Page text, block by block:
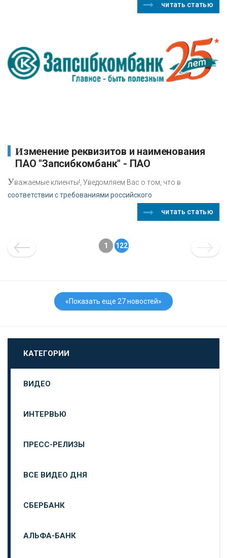
читать статью
Изменение реквизитов и наименования
ПАО "Запсибкомбанк" - ПАО
Уважаемые клиенты!, Уведомляем Вас о том, что в
соответствии с требованиями российского
читать статью
1 122
«Показать еще 27 новостей»
КАТЕГОРИИ
ВИДЕО
ИНТЕРВЬЮ
ПРЕСС-РЕЛИЗЫ
ВСЕ ВИДЕО ДНЯ
СБЕРБАНК
АЛЬФА-БАНК